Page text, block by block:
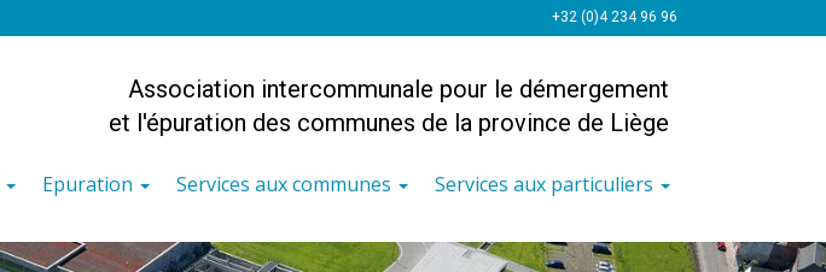
+32 (0)4 234 96 96
Association intercommunale pour le démergement
et l'épuration des communes de la province de Liège
Epuration Services aux communes Services aux particuliers